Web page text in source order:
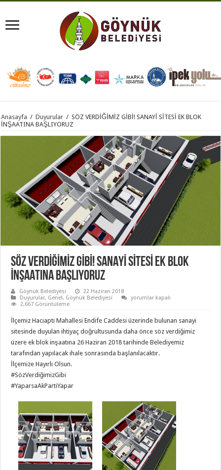
Anasayfa / Duyurular / SÖZ VERDİĞİMİZ GİBİ! SANAYİ SİTESİ EK BLOK
İNŞAATINA BAŞLIYORUZ
SÖZ VERDİĞİMİZ GİBİ! SANAYİ SİTESİ EK BLOK
İNŞAATINA BAŞLIYORUZ
Göynük Belediyesi
22 Haziran 2018
Duyurular, Genel, Göynük Belediyesi
SÖZ
SANAYİ
SİTESİ
EK
İNŞAATINA
için
yorumlar kapalı
2,667 Görüntüleme
İlçemiz Hacıapti Mahallesi Endife Caddesi üzerinde bulunan sanayi
sitesinde duyulan ihtiyaç doğrultusunda daha önce söz verdiğimiz
üzere ek blok inşaatına 26 Haziran 2018 tarihinde Belediyemiz
tarafından yapılacak ihale sonrasında başlanılacaktır.
İlçemize Hayırlı Olsun.
#SözVerdiğimizGibi
#YaparsaAkPartiYapar